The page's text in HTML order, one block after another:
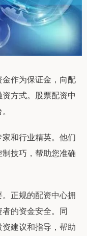
作为保证金，向配
方式。股票配资中
和行业精英。他们
技巧，帮助您准确
正规的配资中心拥
的资金安全。同
建议和指导，帮助